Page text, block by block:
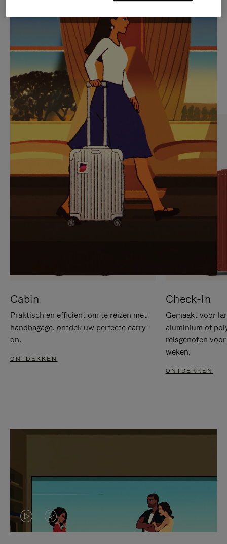
IS
NIET
GEPAUZEERD,
DRUK
OP
OM
TE
PAUZEREN
GELUID
VAN
DE
VIDEO
IS
UITGESCHAKELD.
DRUK
HIER
OM
HET
DEMPEN
OP
SELECTIE VAN GESCHENKEN
Ontdek de perfecte metgezel
voor elke reis
Cabin
Praktisch en efficiënt om te reizen met
handbagage, ontdek uw perfecte carry-
on.
ONTDEKKEN
Check-In
Gemaakt voor
aluminium of
reisgenoten
weken.
ONTDEKKEN
VIDEO
HET